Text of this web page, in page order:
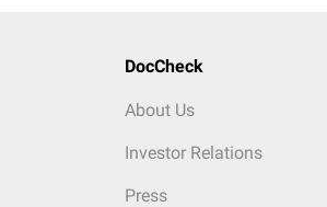
DocCheck
About Us
Investor Relations
Press